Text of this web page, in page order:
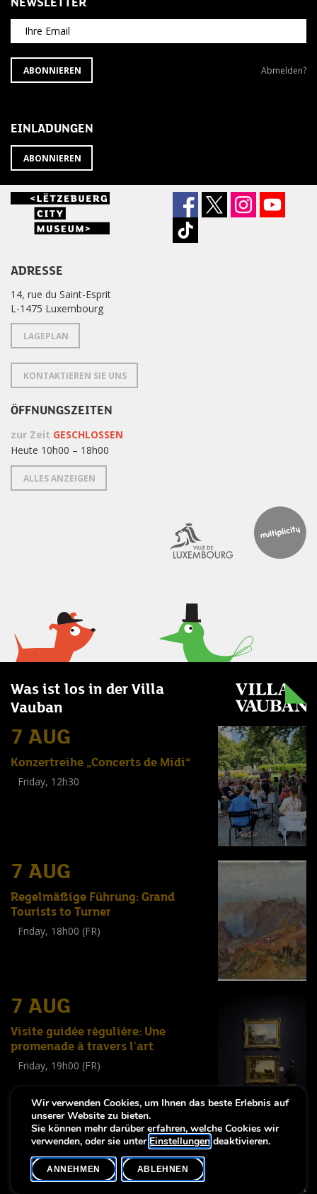
Ihre Email
ABONNIEREN
SIE
ABONNIEREN
Newsletter
Abmelden?
EINLADUNGEN
ABONNIEREN
ADRESSE
14, rue du Saint-Esprit
L-1475 Luxembourg
LAGEPLAN
KONTAKTIEREN SIE UNS
ÖFFNUNGSZEITEN
zur Zeit GESCHLOSSEN
Heute 10h00 – 18h00
ALLES ANZEIGEN
Was ist los in der Villa
Vauban
7 AUG
Konzertreihe „Concerts de Midi“
Friday, 12h30
7 AUG
Regelmäßige Führung: Grand
Tourists to Turner
Friday, 18h00 (FR)
7 AUG
Visite guidée régulière: Une
promenade à travers l'art
Friday, 19h00 (FR)
Tout public
Erklärung zur Barrierfreiheit-Erklärung zur Barrierfreiheit
Copyright © 2026, Lëtzebuerg City Museum. Alle Rechte vorbehalten
made by Apart
Wir verwenden Cookies, um Ihnen das beste Erlebnis auf
unserer Website zu bieten.
Sie können mehr darüber erfahren, welche Cookies wir
verwenden, oder sie unter Einstellungen deaktivieren.
ANNEHMEN ABLEHNEN